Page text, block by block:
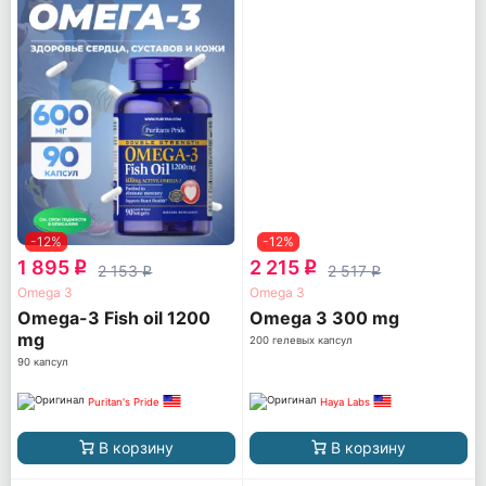
-12%
1 895 q 2 153q
Omega 3
Omega-3 Fish oil 1200
mg
90 капсул
Puritan's Pride
В корзину
-12%
2 215 q 2 517q
Omega 3
Omega 3 300 mg
200 гелевых капсул
Haya Labs
В корзину